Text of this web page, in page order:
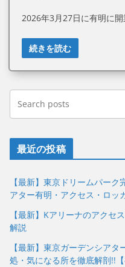
2026年3月27日に有明に
続きを読む
最近の投稿
【最新】東京ドリームパー
アター有明・アクセス・ロッ
【最新】Kアリーナのアクセ
解説
【最新】東京ガーデンシア
処・気になる所を徹底解剖!!